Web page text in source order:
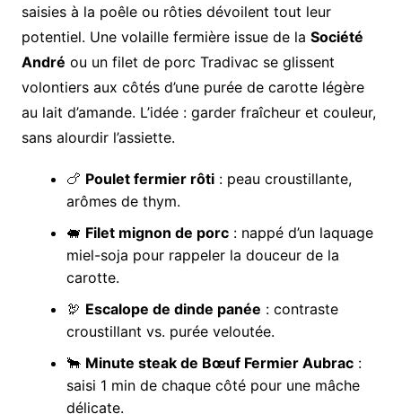
saisies à la poêle ou rôties dévoilent tout leur
potentiel. Une volaille fermière issue de la Société
André ou un filet de porc Tradivac se glissent
volontiers aux côtés d’une purée de carotte légère
au lait d’amande. L’idée : garder fraîcheur et couleur,
sans alourdir l’assiette.
🍗 Poulet fermier rôti: peau croustillante,
arômes de thym.
🐖 Filet mignon de porc: nappé d’un laquage
miel-soja pour rappeler la douceur de la
carotte.
🦃 Escalope de dinde panée : contraste
croustillant vs. purée veloutée.
🐂 Minute steak de Bœuf Fermier Aubrac:
saisi 1 min de chaque côté pour une mâche
délicate.